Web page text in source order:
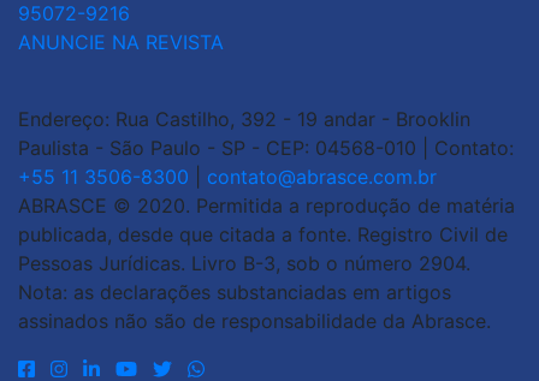
95072-9216
ANUNCIE NA REVISTA
Endereço: Rua Castilho, 392 - 19 andar - Brooklin
Paulista - São Paulo - SP - CEP: 04568-010 | Contato:
+55 11 3506-8300
contato@abrasce.com.br
ABRASCE © 2020. Permitida a reprodução de matéria
publicada, desde que citada a fonte. Registro Civil de
Pessoas Jurídicas. Livro B-3, sob o número 2904.
Nota: as declarações substanciadas em artigos
assinados não são de responsabilidade da Abrasce.